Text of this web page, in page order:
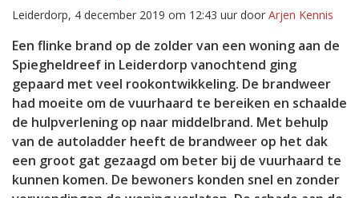
Leiderdorp, 4 december 2019 om 12:43 uur door Arjen Kennis
Een flinke brand op de zolder van een woning aan de
Spiegheldreef in Leiderdorp vanochtend ging
gepaard met veel rookontwikkeling. De brandweer
had moeite om de vuurhaard te bereiken en schaalde
de hulpverlening op naar middelbrand. Met behulp
van de autoladder heeft de brandweer op het dak
een groot gat gezaagd om beter bij de vuurhaard te
kunnen komen. De bewoners konden snel en zonder